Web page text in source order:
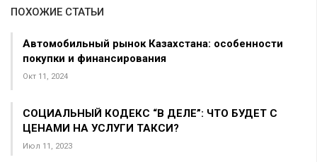
ПОХОЖИЕ СТАТЬИ
Автомобильный рынок Казахстана: особенности
покупки и финансирования
Окт 11, 2024
СОЦИАЛЬНЫЙ КОДЕКС “В ДЕЛЕ”: ЧТО БУДЕТ С
ЦЕНАМИ НА УСЛУГИ ТАКСИ?
Июл 11, 2023